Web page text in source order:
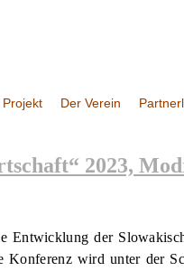
Projekt Der Verein
2023,
der
wird unter der